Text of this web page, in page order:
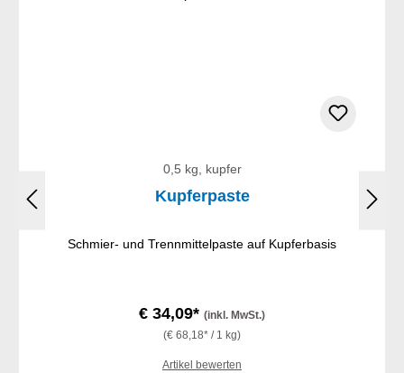
0,5 kg, kupfer
Kupferpaste
Schmier- und Trennmittelpaste auf Kupferbasis
€ 34,09* (inkl. MwSt.)
(€ 68,18* / 1 kg)
Artikel bewerten